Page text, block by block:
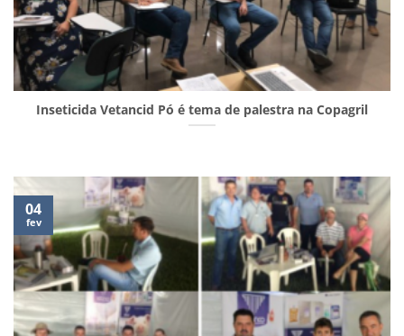
Inseticida Vetancid Pó é tema de palestra na Copagril
04
fev